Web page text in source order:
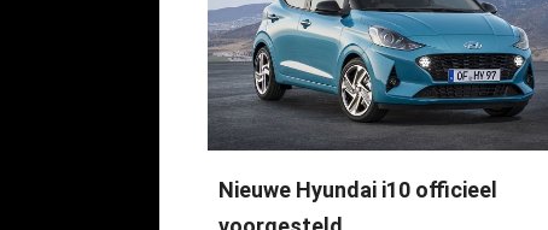
Nieuwe Hyundai i10 officieel